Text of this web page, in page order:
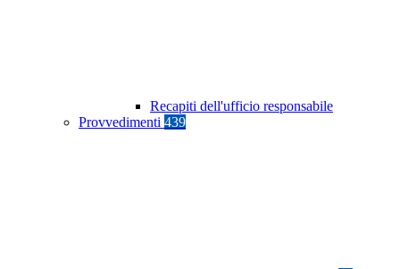
Recapiti dell'ufficio responsabile
Provvedimenti 439